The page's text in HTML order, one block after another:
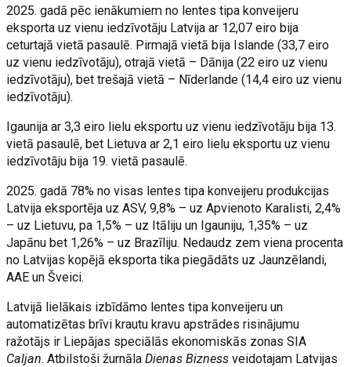
2025. gadā pēc ienākumiem no lentes tipa konveijeru
eksporta uz vienu iedzīvotāju Latvija ar 12,07 eiro bija
ceturtajā vietā pasaulē. Pirmajā vietā bija Islande (33,7 eiro
uz vienu iedzīvotāju), otrajā vietā – Dānija (22 eiro uz vienu
iedzīvotāju), bet trešajā vietā – Nīderlande (14,4 eiro uz vienu
iedzīvotāju).
Igaunija ar 3,3 eiro lielu eksportu uz vienu iedzīvotāju bija 13.
vietā pasaulē, bet Lietuva ar 2,1 eiro lielu eksportu uz vienu
iedzīvotāju bija 19. vietā pasaulē.
2025. gadā 78% no visas lentes tipa konveijeru produkcijas
Latvija eksportēja uz ASV, 9,8% – uz Apvienoto Karalisti, 2,4%
– uz Lietuvu, pa 1,5% – uz Itāliju un Igauniju, 1,35% – uz
Japānu bet 1,26% – uz Brazīliju. Nedaudz zem viena procenta
no Latvijas kopējā eksporta tika piegādāts uz Jaunzēlandi,
AAE un Šveici.
Latvijā lielākais izbīdāmo lentes tipa konveijeru un
automatizētas brīvi krautu kravu apstrādes risinājumu
ražotājs ir Liepājas speciālās ekonomiskās zonas SIA
Caljan. Atbilstoši žurnālaDienas Bizness veidotajam Latvijas